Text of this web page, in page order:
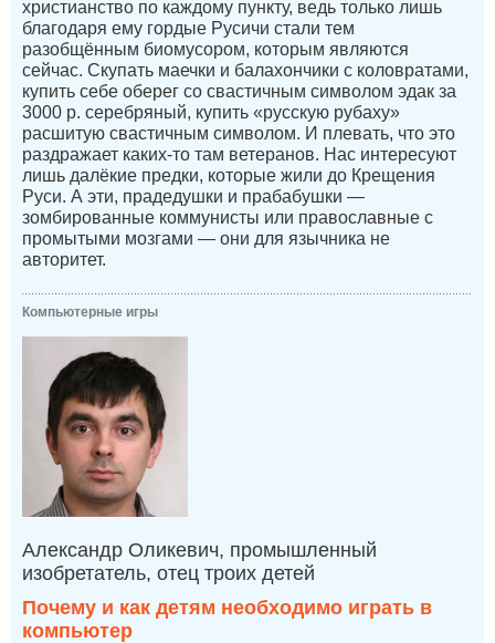
христианство по каждому пункту, ведь только лишь
благодаря ему гордые Русичи стали тем
разобщённым биомусором, которым являются
сейчас. Скупать маечки и балахончики с коловратами,
купить себе оберег со свастичным символом эдак за
3000 р. серебряный, купить «русскую рубаху»
расшитую свастичным символом. И плевать, что это
раздражает каких-то там ветеранов. Нас интересуют
лишь далёкие предки, которые жили до Крещения
Руси. А эти, прадедушки и прабабушки —
зомбированные коммунисты или православные с
промытыми мозгами — они для язычника не
авторитет.
Компьютерные игры
Александр Оликевич, промышленный
изобретатель, отец троих детей
Почему и как детям необходимо играть в
компьютер